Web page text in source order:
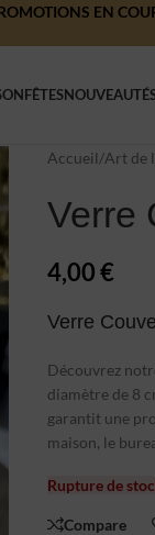
EN
FÊTES
Accueil/Art de
Verre
4,00€
Verre
Découvrez
diamètre de 8
garantit une
maison, le
Rupture de
Compare